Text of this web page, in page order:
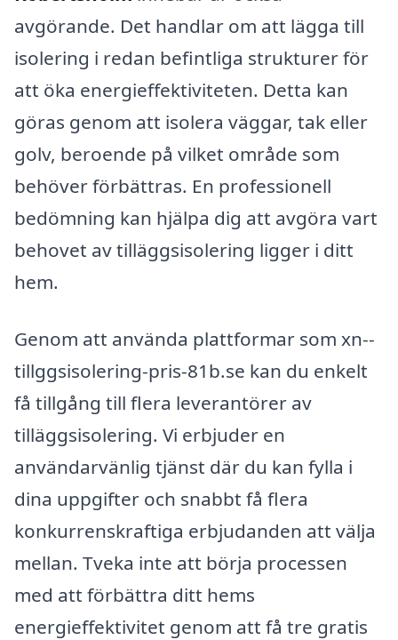
avgörande. Det handlar om att lägga till
isolering i redan befintliga strukturer för
att öka energieffektiviteten. Detta kan
göras genom att isolera väggar, tak eller
golv, beroende på vilket område som
behöver förbättras. En professionell
bedömning kan hjälpa dig att avgöra vart
behovet av tilläggsisolering ligger i ditt
hem.
Genom att använda plattformar som xn--
tillggsisolering-pris-81b.se kan du enkelt
få tillgång till flera leverantörer av
tilläggsisolering. Vi erbjuder en
användarvänlig tjänst där du kan fylla i
dina uppgifter och snabbt få flera
konkurrenskraftiga erbjudanden att välja
mellan. Tveka inte att börja processen
med att förbättra ditt hems
energieffektivitet genom att få tre gratis